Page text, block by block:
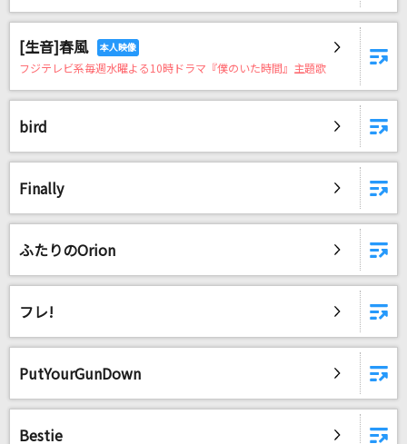
[生音]春風
フジテレビ系毎週水曜よる10時ドラマ『僕のいた時間』主題歌
bird
Finally
ふたりのOrion
フレ!
PutYourGunDown
Bestie